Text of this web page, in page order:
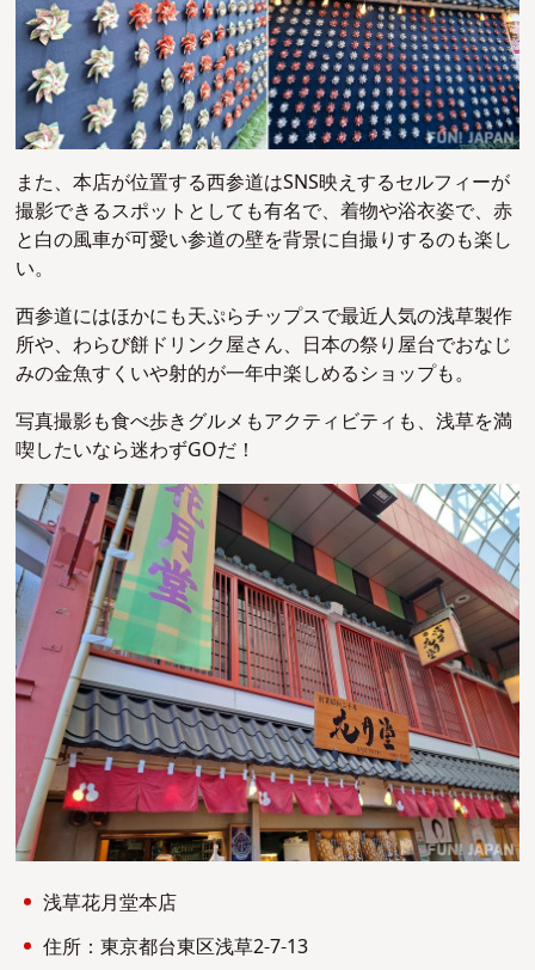
また、本店が位置する西参道はSNS映えするセルフィーが
撮影できるスポットとしても有名で、着物や浴衣姿で、赤
と白の風車が可愛い参道の壁を背景に自撮りするのも楽し
い。
西参道にはほかにも天ぷらチップスで最近人気の浅草製作
所や、わらび餅ドリンク屋さん、日本の祭り屋台でおなじ
みの金魚すくいや射的が一年中楽しめるショップも。
写真撮影も食べ歩きグルメもアクティビティも、浅草を満
喫したいなら迷わずGOだ！
浅草花月堂本店
住所：東京都台東区浅草2-7-13